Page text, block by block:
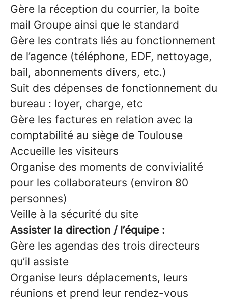
Gère la réception du courrier, la boite
mail Groupe ainsi que le standard
Gère les contrats liés au fonctionnement
de l’agence (téléphone, EDF, nettoyage,
bail, abonnements divers, etc.)
Suit des dépenses de fonctionnement du
bureau : loyer, charge, etc
Gère les factures en relation avec la
comptabilité au siège de Toulouse
Accueille les visiteurs
Organise des moments de convivialité
pour les collaborateurs (environ 80
personnes)
Veille à la sécurité du site
Assister la direction / l’équipe :
Gère les agendas des trois directeurs
qu’il assiste
Organise leurs déplacements, leurs
réunions et prend leur rendez-vous